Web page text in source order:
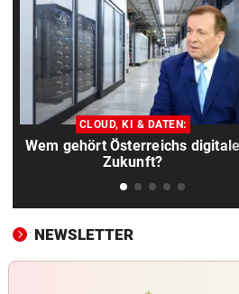
SPRANG DANN IN POOL vor 17
Mühlviertler zündete sich im
Garten selbst an
WENIGER PRODUZIERT vor
Kriselnde Lenzing: Weniger
Umsatz, mehr Gewinn
HEER ENTSCHÄRFTE vor
CLOUD, KI & DATEN:
Wem gehört Österreichs digitale
Zukunft?
NEWSLETTER